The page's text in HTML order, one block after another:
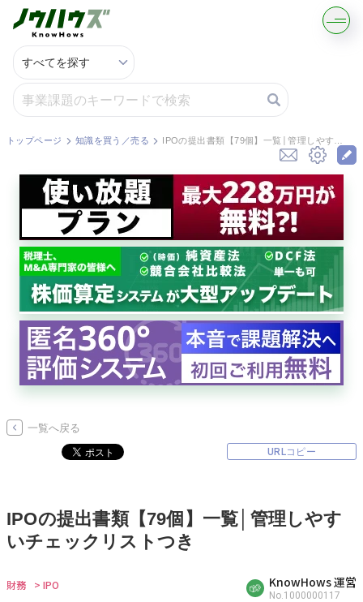
記事・コラムを読む
解決策を募集する
知識を買う／売る
契約書ひな型を探す
専門家に電話する
無料で株価を算定
資本政策を無料でお試し
無料でアンケート
新規会員登録
トップページ 知識を買う／売る
一覧へ戻る
URLコピー
IPOの提出書類【79個】一覧│管理しやす
いチェックリストつき
財務 > IPO KnowHows 運営
No.1000000117